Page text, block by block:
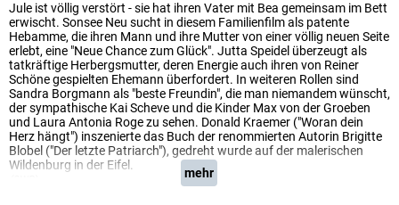
Jule ist völlig verstört - sie hat ihren Vater mit Bea gemeinsam im Bett
erwischt. Sonsee Neu sucht in diesem Familienfilm als patente
Hebamme, die ihren Mann und ihre Mutter von einer völlig neuen Seite
erlebt, eine "Neue Chance zum Glück". Jutta Speidel überzeugt als
tatkräftige Herbergsmutter, deren Energie auch ihren von Reiner
Schöne gespielten Ehemann überfordert. In weiteren Rollen sind
Sandra Borgmann als "beste Freundin", die man niemandem wünscht,
der sympathische Kai Scheve und die Kinder Max von der Groeben
und Laura Antonia Roge zu sehen. Donald Kraemer ("Woran dein
Herz hängt") inszenierte das Buch der renommierten Autorin Brigitte
Blobel ("Der letzte Patriarch"), gedreht wurde auf der malerischen
Wildenburg in der Eifel.
mehr